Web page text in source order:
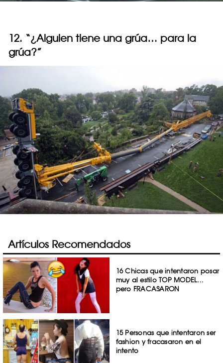
12. “¿Alguien tiene una grúa… para la
grúa?”
Artículos Recomendados
16 Chicas que intentaron posar
muy al estilo TOP MODEL…
pero FRACASARON
15 Personas que intentaron ser
fashion y fracasaron en el
intento